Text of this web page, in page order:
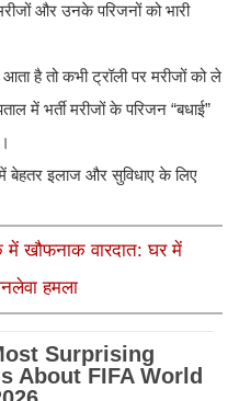
और उनके परिजनों को भारी
है तो कभी ट्रॉली पर मरीजों को ले
में भर्ती मरीजों के परिजन “बधाई”
में बेहतर इलाज और सुविधाए के लिए
खौफनाक वारदात: घर में
हमला